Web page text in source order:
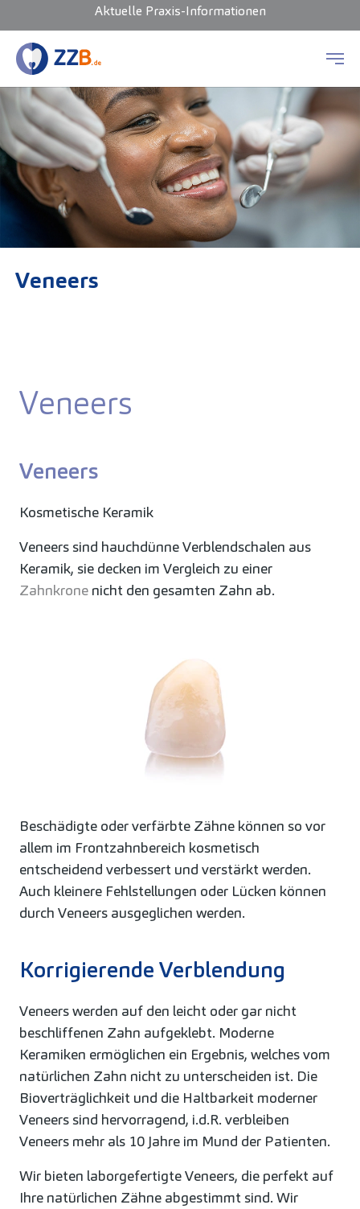
Zum Hauptinhalt springen
Aktuelle Praxis-Informationen
Veneers
Veneers
Veneers
Kosmetische Keramik
Veneers sind hauchdünne Verblendschalen aus
Keramik, sie decken im Vergleich zu einer
Zahnkrone nicht den gesamten Zahn ab.
Beschädigte oder verfärbte Zähne können so vor
allem im Frontzahnbereich kosmetisch
entscheidend verbessert und verstärkt werden.
Auch kleinere Fehlstellungen oder Lücken können
durch Veneers ausgeglichen werden.
Korrigierende Verblendung
Veneers werden auf den leicht oder gar nicht
beschliffenen Zahn aufgeklebt. Moderne
Keramiken ermöglichen ein Ergebnis, welches vom
natürlichen Zahn nicht zu unterscheiden ist. Die
Bioverträglichkeit und die Haltbarkeit moderner
Veneers sind hervorragend, i.d.R. verbleiben
Veneers mehr als 10 Jahre im Mund der Patienten.
Wir bieten laborgefertigte Veneers, die perfekt auf
Ihre natürlichen Zähne abgestimmt sind. Wir